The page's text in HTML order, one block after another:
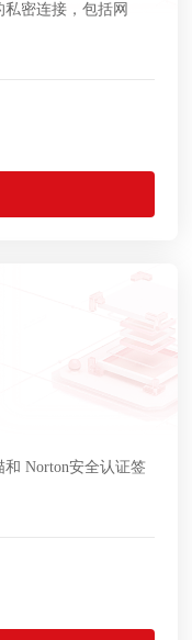
密连接，包括网
Norton安全认证签